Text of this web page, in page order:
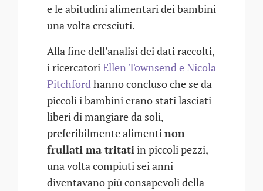
e le abitudini alimentari dei bambini
una volta cresciuti.
Alla fine dell’analisi dei dati raccolti,
i ricercatoriEllen Townsend e Nicola
Pitchfordhanno concluso che se da
piccoli i bambini erano stati lasciati
liberi di mangiare da soli,
preferibilmente alimentinon
frullati ma tritatiin piccoli pezzi,
una volta compiuti sei anni
diventavano più consapevoli della